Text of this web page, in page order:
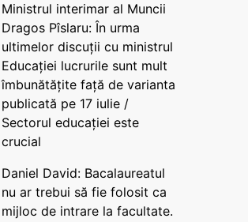
Ministrul interimar al Muncii
Dragos Pîslaru: În urma
ultimelor discuții cu ministrul
Educației lucrurile sunt mult
îmbunătățite față de varianta
publicată pe 17 iulie /
Sectorul educației este
crucial
Daniel David: Bacalaureatul
nu ar trebui să fie folosit ca
mijloc de intrare la facultate.